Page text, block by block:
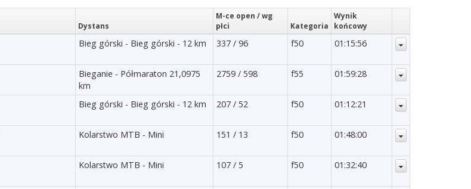
Dystans
M-ce open / wg
płci
Kategoria
Wynik
końcowy
Bieg górski - Bieg górski - 12 km 337 / 96 f50 01:15:56
Bieganie - Półmaraton 21,0975
km
2759 / 598 f55 01:59:28
Bieg górski - Bieg górski - 12 km 207 / 52 f50 01:12:21
Kolarstwo MTB - Mini 151 / 13 f50 01:48:00
Kolarstwo MTB - Mini 107 / 5 f50 01:32:40